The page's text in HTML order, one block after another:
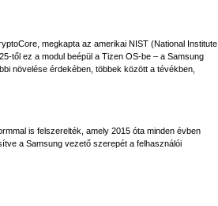
megkapta az amerikai NIST (National Institute
től ez a modul beépül a Tizen OS-be – a Samsung
növelése érdekében, többek között a tévékben,
is felszerelték, amely 2015 óta minden évben
a Samsung vezető szerepét a felhasználói